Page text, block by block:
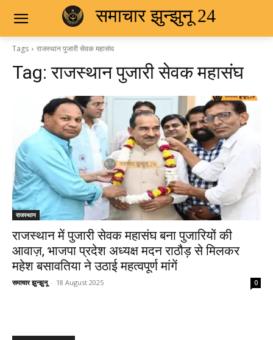
समाचार झुन्झुनू 24
Tags राजस्थान पुजारी सेवक महासंघ
Tag:राजस्थान पुजारी सेवक महासंघ
राजस्थान
राजस्थान में पुजारी सेवक महासंघ बना पुजारियों की
आवाज़, भाजपा प्रदेश अध्यक्ष मदन राठौड़ से मिलकर
महेश बसावतिया ने उठाई महत्वपूर्ण मांगें
समाचार झुन्झुनू - 18 August 2025 0